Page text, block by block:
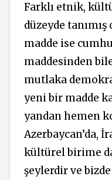
Farklı etnik,
düzeyde
madde ise
maddesinden
mutlaka
yeni bir madde
yandan hemen
Azerbaycan’da,
kültürel birime
şeylerdir ve bizde